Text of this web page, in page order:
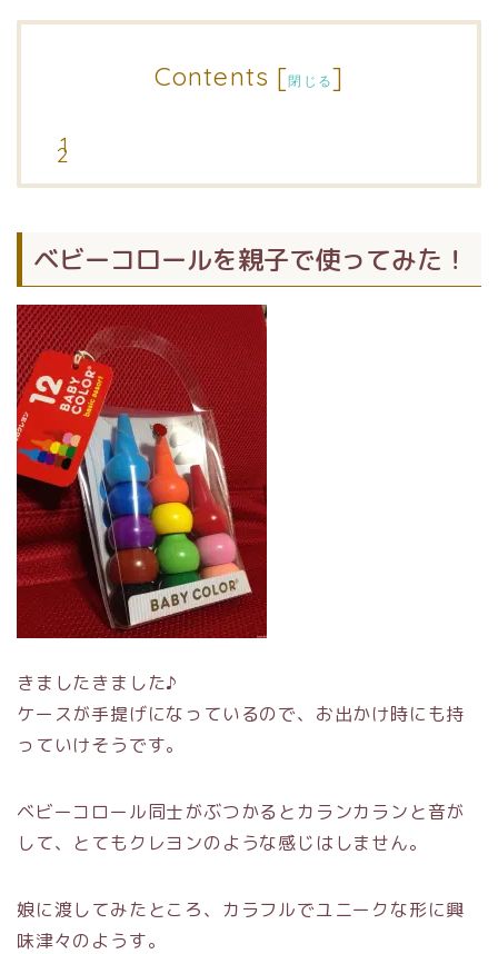
Contents [閉じる]
ベビーコロールを親子で使ってみた！
きましたきました♪
ケースが手提げになっているので、お出かけ時にも持
っていけそうです。
ベビーコロール同士がぶつかるとカランカランと音が
して、とてもクレヨンのような感じはしません。
娘に渡してみたところ、カラフルでユニークな形に興
味津々のようす。